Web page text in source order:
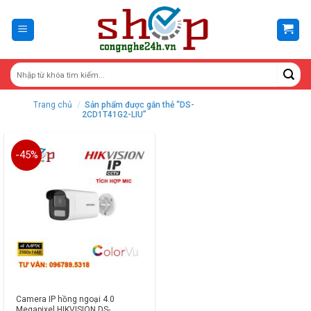
content
Trang chủ / Sản phẩm được gắn thẻ “DS-
2CD1T41G2-LIU”
-45%
Camera IP hồng ngoại 4.0